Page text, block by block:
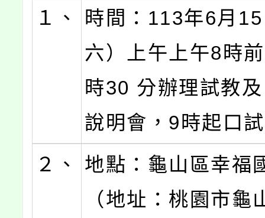
１、
時間：113年6月
六）上午上午8時
時30 分辦理試教
說明會，9時起口
２、
地點：龜山區幸福
（地址：桃園市龜